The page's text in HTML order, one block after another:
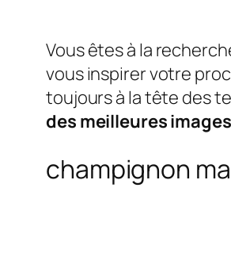
Vous êtes à la
vous inspirer votre
toujours à la tête des
des meilleures
champignon